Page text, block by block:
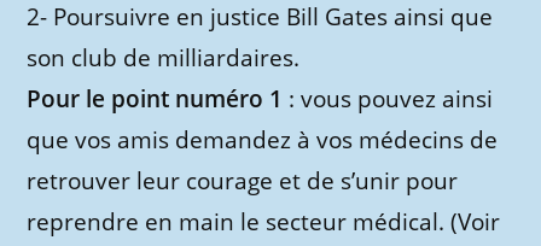
2- Poursuivre en justice Bill Gates ainsi que
son club de milliardaires.
Pour le point numéro 1 : vous pouvez ainsi
que vos amis demandez à vos médecins de
retrouver leur courage et de s’unir pour
reprendre en main le secteur médical. (Voir